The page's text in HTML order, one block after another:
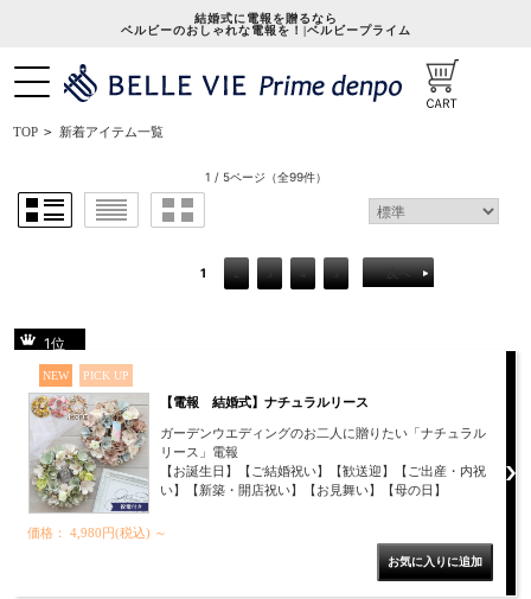
結婚式に電報を贈るなら
ベルビーのおしゃれな電報を！|ベルビープライム
TOP > 新着アイテム一覧
1 / 5ページ （全99件）
1 2 3 5 次へ
1位
NEW PICK UP
【電報 結婚式】ナチュラルリース
ガーデンウエディングのお二人に贈りたい「ナチュラル
リース」電報
【お誕生日】【ご結婚祝い】【歓送迎】【ご出産・内祝
い】【新築・開店祝い】【お見舞い】【母の日】
価格： 4,980円(税込) ～